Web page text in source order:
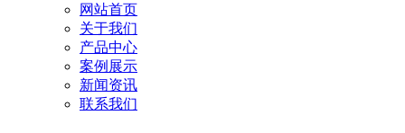
网站首页
关于我们
产品中心
案例展示
新闻资讯
联系我们